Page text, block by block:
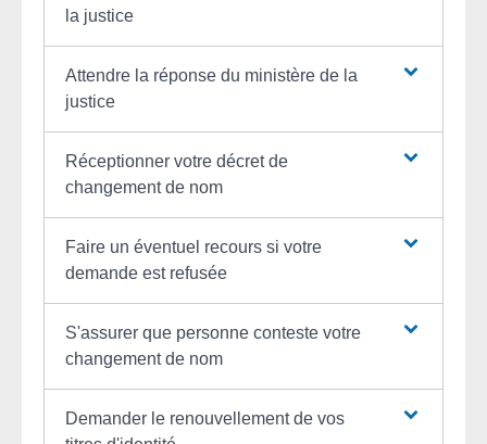
la justice
Attendre la réponse du ministère de la
justice
Réceptionner votre décret de
changement de nom
Faire un éventuel recours si votre
demande est refusée
S'assurer que personne conteste votre
changement de nom
Demander le renouvellement de vos